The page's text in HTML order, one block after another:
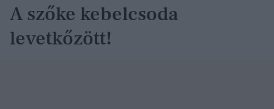
A szőke kebelcsoda
levetkőzött!